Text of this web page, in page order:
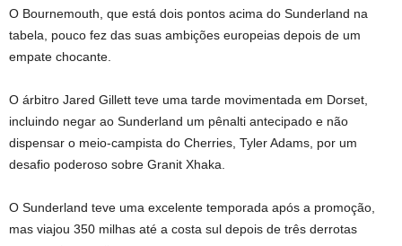
O Bournemouth, que está dois pontos acima do Sunderland na
tabela, pouco fez das suas ambições europeias depois de um
empate chocante.
O árbitro Jared Gillett teve uma tarde movimentada em Dorset,
incluindo negar ao Sunderland um pênalti antecipado e não
dispensar o meio-campista do Cherries, Tyler Adams, por um
desafio poderoso sobre Granit Xhaka.
O Sunderland teve uma excelente temporada após a promoção,
mas viajou 350 milhas até a costa sul depois de três derrotas